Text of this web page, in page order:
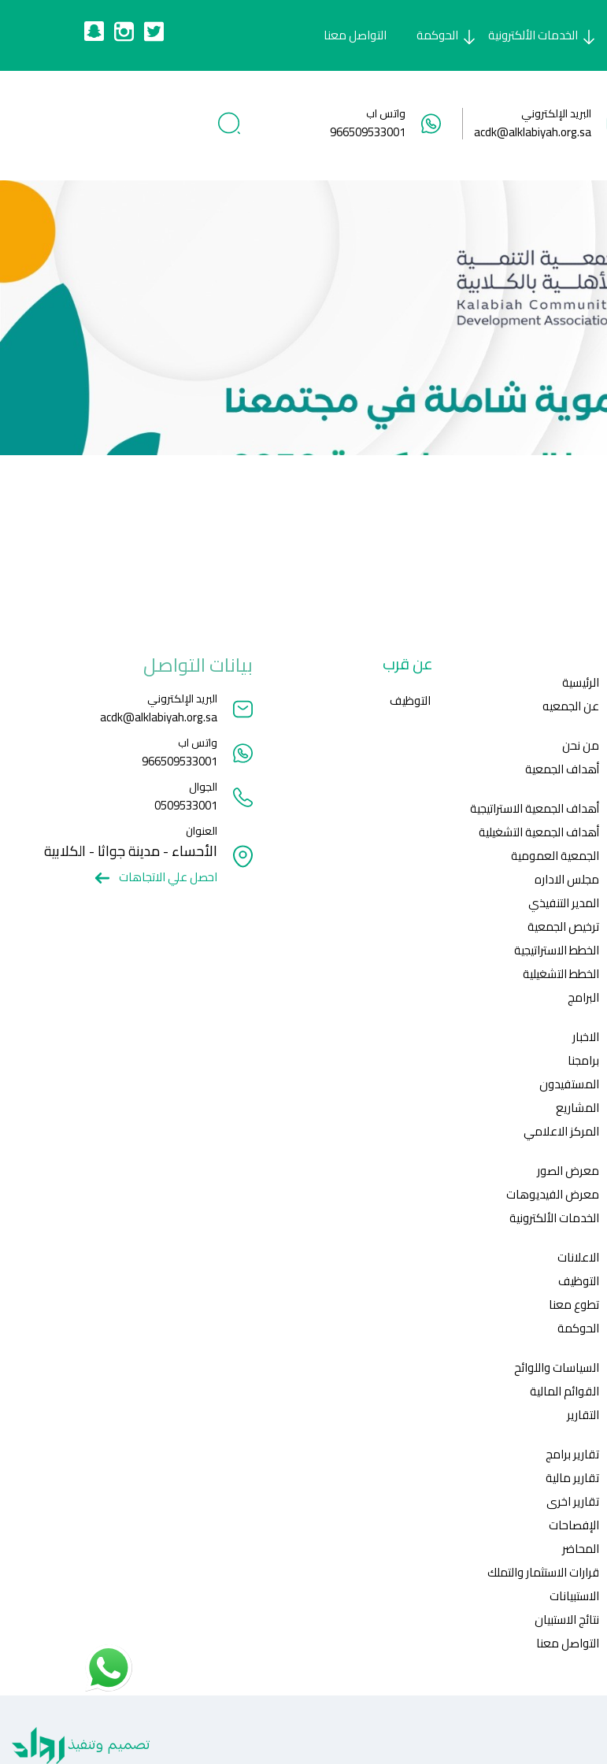
الخدمات الألكترونية الحوكمة التواصل معنا
البريد الإلكتروني
acdk@alklabiyah.org.sa
واتس اب
966509533001
الرئيسية
عن الجمعيه
من نحن
أهداف الجمعية
أهداف الجمعية الاستراتيجية
أهداف الجمعية التشغيلية
الجمعية العمومية
مجلس الاداره
المدير التنفيذي
ترخيص الجمعية
الخطط الاستراتيجية
الخطط التشغيلية
البرامج
الاخبار
برامجنا
المستفيدون
المشاريع
المركز الاعلامي
معرض الصور
معرض الفيديوهات
الخدمات الألكترونية
الاعلانات
التوظيف
تطوع معنا
الحوكمة
السياسات واللوائح
القوائم المالية
التقارير
تقارير برامج
تقارير مالية
تقارير اخرى
الإفصاحات
المحاضر
قرارات الاستثمار والتملك
الاستبيانات
نتائج الاستبيان
التواصل معنا
عن قرب
التوظيف
بيانات التواصل
البريد الإلكتروني
acdk@alklabiyah.org.sa
واتس اب
966509533001
الجوال
0509533001
العنوان
الأحساء - مدينة جواثا - الكلابية
احصل علي الاتجاهات
تصميم وتنفيذ